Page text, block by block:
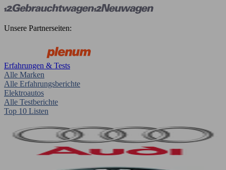
Unsere Partnerseiten:
Erfahrungen & Tests
Alle Marken
Alle Erfahrungsberichte
Elektroautos
Alle Testberichte
Top 10 Listen